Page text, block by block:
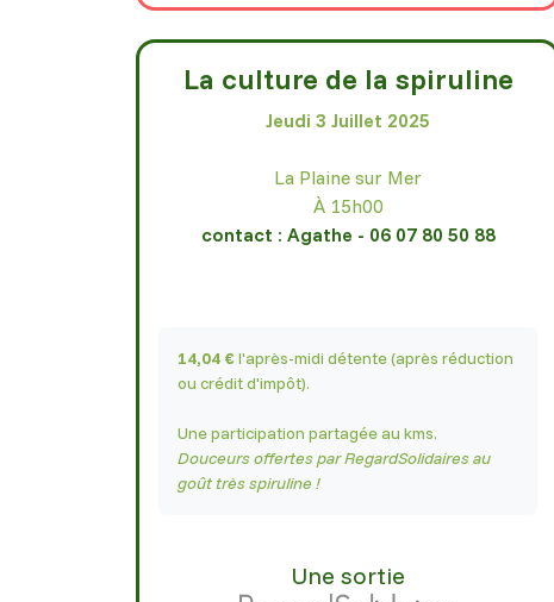
La culture de la spiruline
Jeudi 3 Juillet 2025
La Plaine sur Mer
À 15h00
contact : Agathe - 06 07 80 50 88
14,04 €l'après-midi détente (après réduction
ou crédit d'impôt).
Une participation partagée au kms.
Douceurs offertes par RegardSolidaires au
goût très spiruline !
Une sortie